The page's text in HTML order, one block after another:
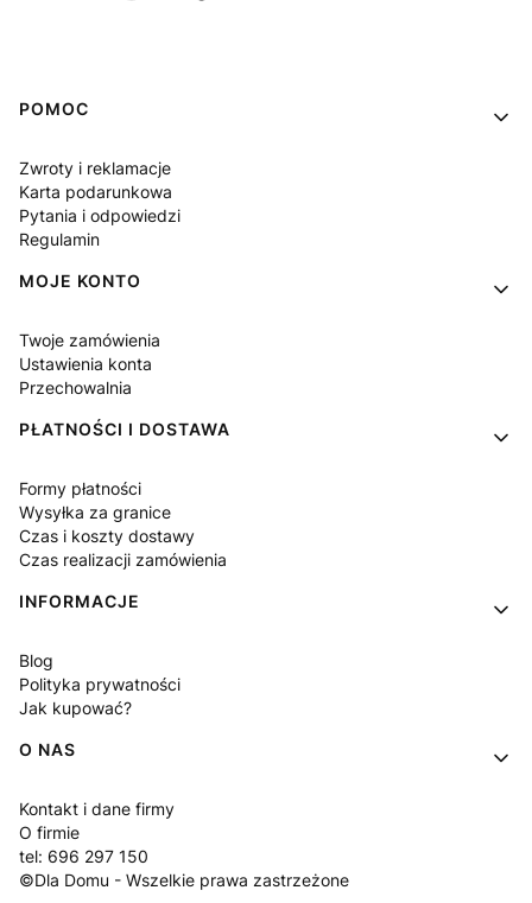
Linki w stopce
POMOC
Zwroty i reklamacje
Karta podarunkowa
Pytania i odpowiedzi
Regulamin
MOJE KONTO
Twoje zamówienia
Ustawienia konta
Przechowalnia
PŁATNOŚCI I DOSTAWA
Formy płatności
Wysyłka za granice
Czas i koszty dostawy
Czas realizacji zamówienia
INFORMACJE
Blog
Polityka prywatności
Jak kupować?
O NAS
Kontakt i dane firmy
O firmie
tel: 696 297 150
©Dla Domu - Wszelkie prawa zastrzeżone